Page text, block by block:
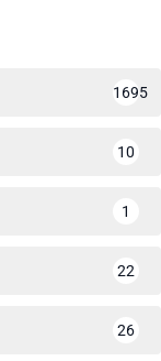
1695
10
1
22
26